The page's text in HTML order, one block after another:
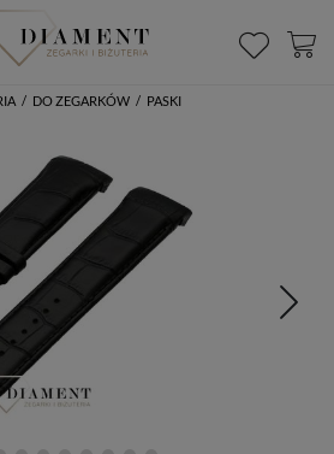
/ DO ZEGARKÓW / PASKI